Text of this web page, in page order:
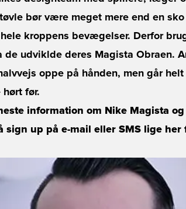
bør være meget mere end en
kroppens bevægelser. Derfor
udviklde deres Magista Obraen.
oppe på hånden, men går
før.
information om Nike Magista
sign up på e-mail eller SMS lige her